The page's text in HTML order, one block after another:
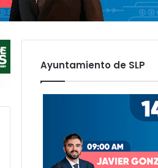
Ayuntamiento de SLP